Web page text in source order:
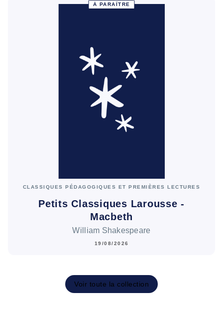
À PARAÎTRE
CLASSIQUES PÉDAGOGIQUES ET PREMIÈRES LECTURES
Petits Classiques Larousse -
Macbeth
William Shakespeare
19/08/2026
Voir toute la collection